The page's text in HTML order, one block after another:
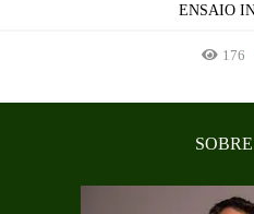
ENSAIO
176